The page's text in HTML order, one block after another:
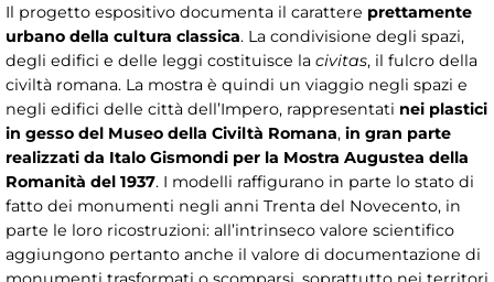
Il progetto espositivo documenta il carattere prettamente
urbano della cultura classica. La condivisione degli spazi,
degli edifici e delle leggi costituisce la civitas, il fulcro della
civiltà romana. La mostra è quindi un viaggio negli spazi e
negli edifici delle città dell’Impero, rappresentati nei plastici
in gesso del Museo della Civiltà Romana, in gran parte
realizzati da Italo Gismondi per la Mostra Augustea della
Romanità del 1937. I modelli raffigurano in parte lo stato di
fatto dei monumenti negli anni Trenta del Novecento, in
parte le loro ricostruzioni: all’intrinseco valore scientifico
aggiungono pertanto anche il valore di documentazione di